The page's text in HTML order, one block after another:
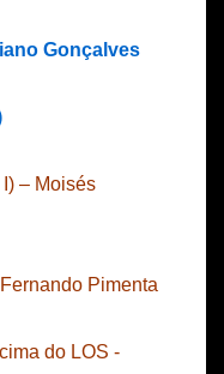
Gonçalves
– Moisés
Pimenta
do LOS -